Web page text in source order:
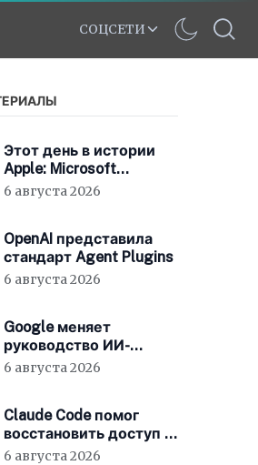
СОЦСЕТИ
Этот день в истории
Apple: Microsoft
инвестирует в Apple
6 августа 2026
OpenAI представила
стандарт Agent Plugins
6 августа 2026
Google меняет
руководство ИИ-
направления
6 августа 2026
Claude Code помог
восстановить доступ к
BIOS ноутбука
6 августа 2026